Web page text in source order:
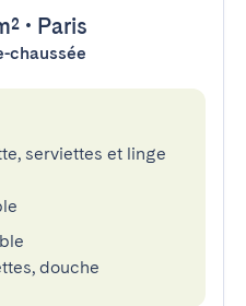
• Paris
chaussée
serviettes et linge
douche